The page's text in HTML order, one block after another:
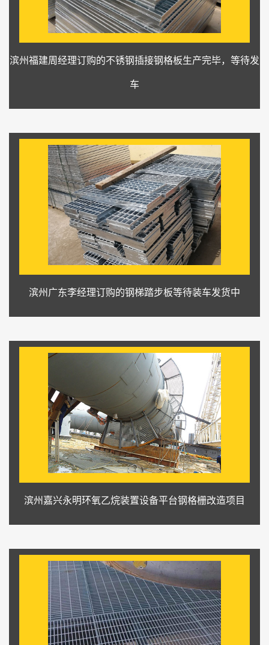
滨州福建周经理订购的不锈钢插接钢格板生产完毕，等待发
车
滨州广东李经理订购的钢梯踏步板等待装车发货中
滨州嘉兴永明环氧乙烷装置设备平台钢格栅改造项目